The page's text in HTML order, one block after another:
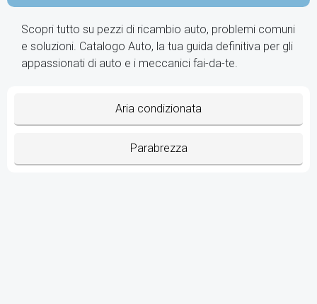
Scopri tutto su pezzi di ricambio auto, problemi comuni
e soluzioni. Catalogo Auto, la tua guida definitiva per gli
appassionati di auto e i meccanici fai-da-te.
Aria condizionata
Parabrezza